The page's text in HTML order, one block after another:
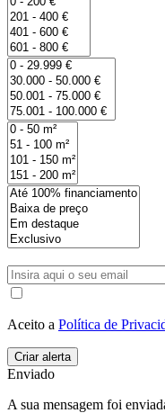
Aceito a Política de
Enviado
A sua mensagem foi